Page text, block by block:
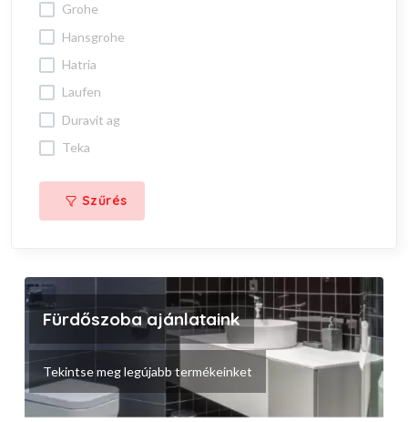
grohe
hansgrohe
hatria
laufen
duravit ag
teka
Szűrés
Fürdőszoba ajánlataink
Tekintse meg legújabb termékeinket